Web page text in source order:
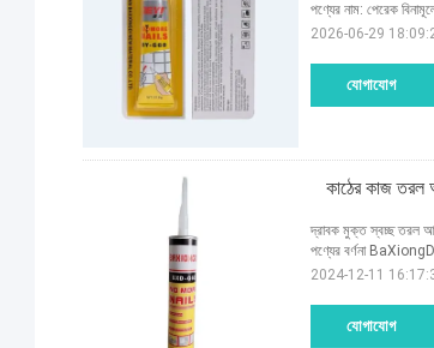
যোগাযোগ
পণ্যের নাম: পেরেক
2026-06-29
কাঠের কাজ তরল
যোগাযোগ
দ্রাবক মুক্ত স্বচ্ছ তরল আর
পণ্যের বর্ণনা
2024-12-11